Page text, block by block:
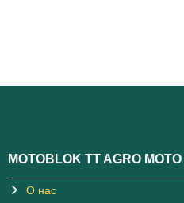
MOTOBLOK TT AGRO MOTO
О нас